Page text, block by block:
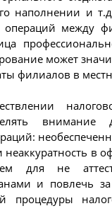
наполнении и
между
может
филиалов в
внимание
в
для не
и повлечь
процедуры